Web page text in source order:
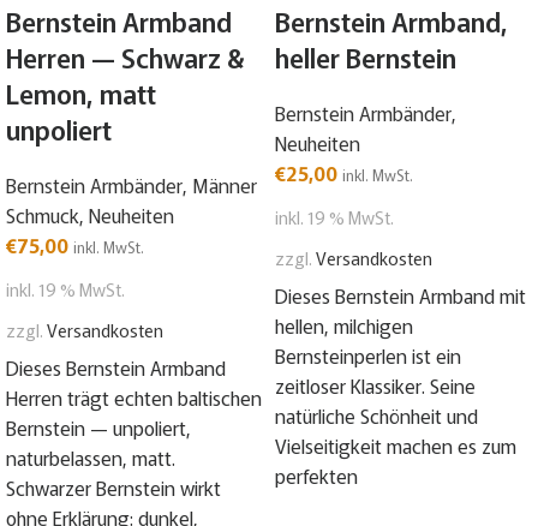
Bernstein Armband
Herren — Schwarz &
Lemon, matt
unpoliert
Bernstein Armbänder, Männer
Schmuck, Neuheiten
€75,00 inkl. MwSt.
inkl. 19 % MwSt.
zzgl.Versandkosten
Dieses Bernstein Armband
Herren trägt echten baltischen
Bernstein — unpoliert,
naturbelassen, matt.
Schwarzer Bernstein wirkt
ohne Erklärung: dunkel,
Bernstein Armband,
heller Bernstein
Bernstein Armbänder,
Neuheiten
€25,00 inkl. MwSt.
inkl. 19 % MwSt.
zzgl.Versandkosten
Dieses Bernstein Armband mit
hellen, milchigen
Bernsteinperlen ist ein
zeitloser Klassiker. Seine
natürliche Schönheit und
Vielseitigkeit machen es zum
perfekten